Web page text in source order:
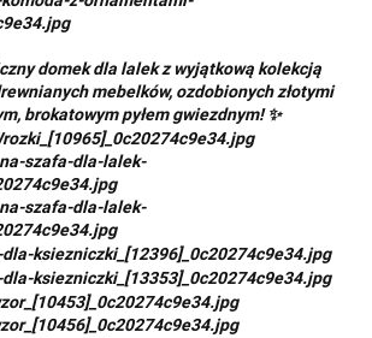
domek dla lalek z wyjątkową kolekcją
mebelków, ozdobionych złotymi
brokatowym pyłem gwiezdnym! ✨